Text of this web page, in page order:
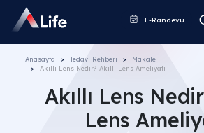
E-Randevu
Anasayfa Tedavi Rehberi
Makale
Akıllı Lens Nedir? Akıllı Lens Ameliyatı​
Akıllı Lens
Lens